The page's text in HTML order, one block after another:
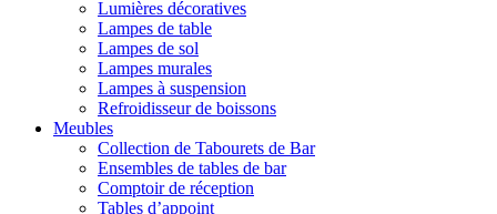
Lumières décoratives
Lampes de table
Lampes de sol
Lampes murales
Lampes à suspension
Refroidisseur de boissons
Meubles
Collection de Tabourets de Bar
Ensembles de tables de bar
Comptoir de réception
Tables d’appoint